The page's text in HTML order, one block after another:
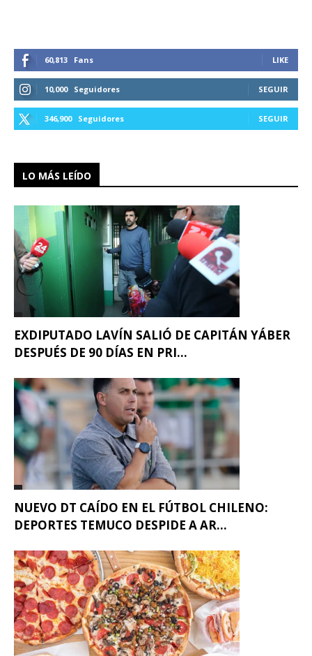
60,813 Fans LIKE
10,000 Seguidores SEGUIR
346,900 Seguidores SEGUIR
LO MÁS LEÍDO
EXDIPUTADO LAVÍN SALIÓ DE CAPITÁN YÁBER
DESPUÉS DE 90 DÍAS EN PRI...
NUEVO DT CAÍDO EN EL FÚTBOL CHILENO:
DEPORTES TEMUCO DESPIDE A AR...